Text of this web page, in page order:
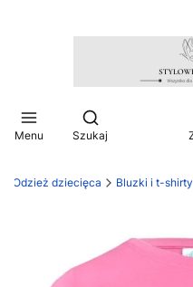
Menu
Otwórz
Szukaj
Odzież dziecięca Bluzki i t-